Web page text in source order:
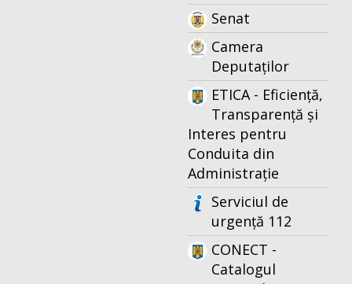
Senat
Camera
Deputaților
ETICA - Eficiență,
Transparență și
Interes pentru
Conduita din
Administrație
Serviciul de
urgență 112
CONECT -
Catalogul